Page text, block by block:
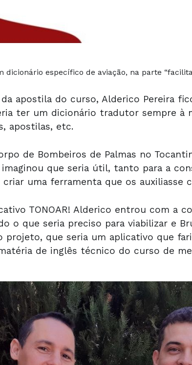
dicionário específico de aviação, na parte
apostila do curso, Alderico Pereira
ter um dicionário tradutor sempre à
apostilas, etc.
de Bombeiros de Palmas no
que seria útil, tanto para a
uma ferramenta que os auxiliasse
TONOAR! Alderico entrou com a
o que seria preciso para viabilizar e
projeto, que seria um aplicativo que
de inglês técnico do curso de